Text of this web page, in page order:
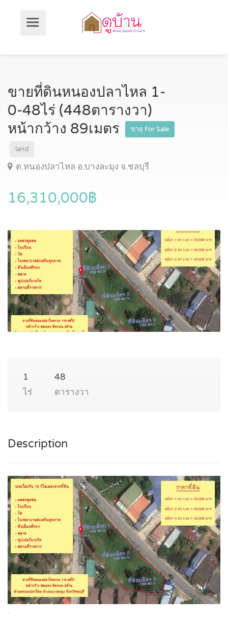
ขายที่ดินหนองปลาไหล 1-
0-48ไร่ (448ตารางวา)
หน้ากว้าง 89เมตร
ขาย For Sale
land
ต.หนองปลาไหล อ.บางละมุง จ.ชลบุรี
16,310,000฿
1
ไร่
48
ตารางวา
Description
.